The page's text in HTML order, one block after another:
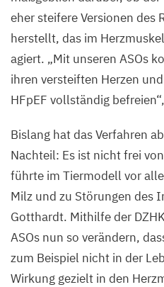
eher steifere Versionen des
herstellt, das im
agiert. „Mit unseren ASOs
ihren versteiften Herzen
HFpEF vollständig
Bislang hat das Verfahren
Nachteil: Es ist nicht frei
führte im Tiermodell vor
Milz und zu Störungen des
Gotthardt. Mithilfe der
ASOs nun so verändern,
zum Beispiel nicht in der
Wirkung gezielt in den